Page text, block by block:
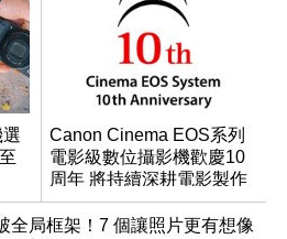
Canon Cinema EOS系列
電影級數位攝影機歡慶10
周年 將持續深耕電影製作
與產品開發
全局框架！7 個讓照片更有想像